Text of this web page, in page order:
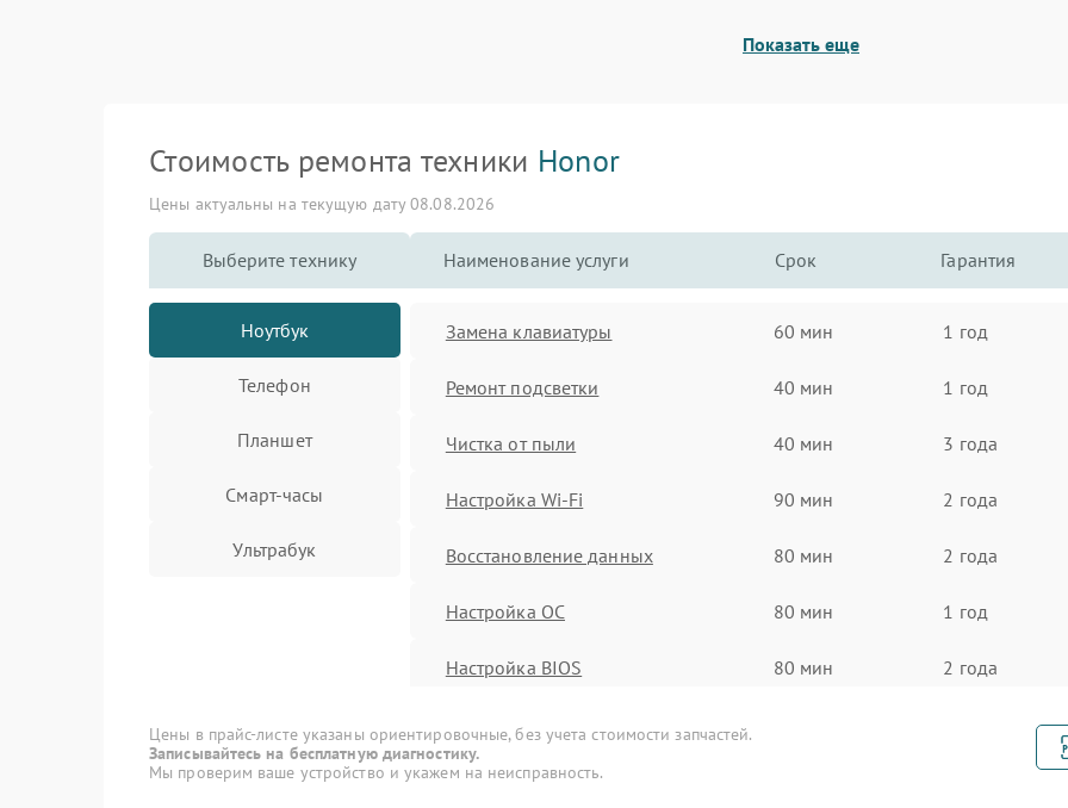
Показать еще
Стоимость ремонта техники Honor
Цены актуальны на текущую дату 08.08.2026
Выберите технику
Ноутбук
Телефон
Планшет
Смарт-часы
Ультрабук
Наименование услуги Срок Гарантия
Замена клавиатуры 60 мин 1 год
Ремонт подсветки 40 мин 1 год
Чистка от пыли 40 мин 3 года
Настройка Wi-Fi 90 мин 2 года
Восстановление данных 80 мин 2 года
Настройка ОС 80 мин 1 год
Настройка BIOS 80 мин 2 года
Замена SSD
Установка драйверов
Цены в прайс-листе указаны ориентировочные, без учета стоимости запчастей.
Записывайтесь на бесплатную диагностику.
Мы проверим ваше устройство и укажем на неисправность.